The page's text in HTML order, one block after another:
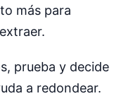
más para
prueba y decide
a redondear.